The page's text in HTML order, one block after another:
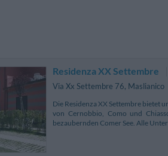
Residenza XX Settembre
Via Xx Settembre 76, Maslianico
Die Residenza XX Settembre bietet
von Cernobbio, Como und
bezaubernden Comer See. Alle